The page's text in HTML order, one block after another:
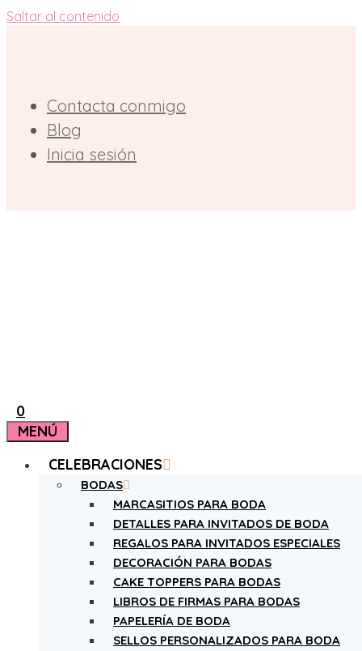
Saltar al contenido
Contacta conmigo
Blog
Inicia sesión
0
MENÚ
CELEBRACIONES
BODAS
MARCASITIOS PARA BODA
DETALLES PARA INVITADOS DE BODA
REGALOS PARA INVITADOS ESPECIALES
DECORACIÓN PARA BODAS
CAKE TOPPERS PARA BODAS
LIBROS DE FIRMAS PARA BODAS
PAPELERÍA DE BODA
SELLOS PERSONALIZADOS PARA BODA